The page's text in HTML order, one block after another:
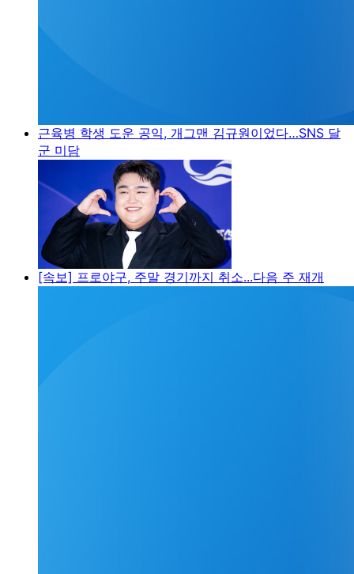
근육병 학생 도운 공익, 개그맨 김규원이었다…SNS 달
군 미담
[속보] 프로야구, 주말 경기까지 취소...다음 주 재개